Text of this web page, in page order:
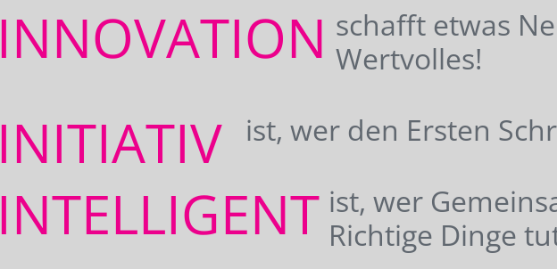
INNOVATION schafft etwas
Wertvolles!
INITIATIV ist, wer den Ersten
INTELLIGENT ist, wer
Richtige Dinge